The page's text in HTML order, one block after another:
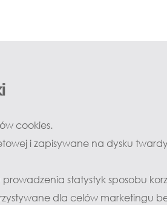
cookies.
i zapisywane na dysku
statystyk sposobu
dla celów marketingu